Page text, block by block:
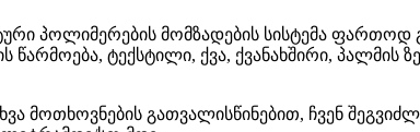
პოლიმერების მომზადების სისტემა
ტექსტილი, ქვა, ქვანახშირი, პალმის
მოთხოვნების გათვალისწინებით, ჩვენ